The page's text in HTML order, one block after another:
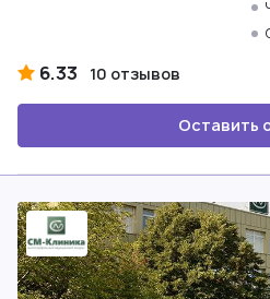
6.33 10 отзывов
Оставить